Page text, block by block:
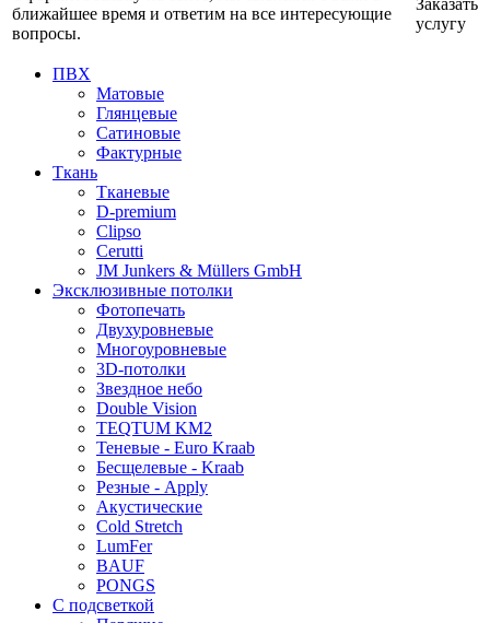
ближайшее время и ответим на все интересующие
вопросы.
Заказать
услугу
ПВХ
Матовые
Глянцевые
Сатиновые
Фактурные
Ткань
Тканевые
D-premium
Clipso
Cerutti
JM Junkers & Müllers GmbH
Эксклюзивные потолки
Фотопечать
Двухуровневые
Многоуровневые
3D-потолки
Звездное небо
Double Vision
TEQTUM KM2
Теневые - Euro Kraab
Бесщелевые - Kraab
Резные - Apply
Акустические
Cold Stretch
LumFer
BAUF
PONGS
С подсветкой